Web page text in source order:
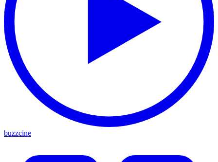
buzzcine